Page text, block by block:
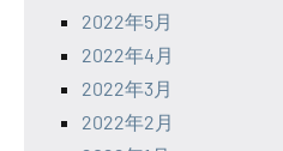
2022年5月
2022年4月
2022年3月
2022年2月